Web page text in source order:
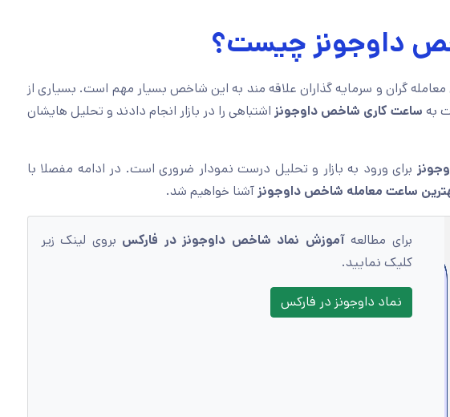
داوجونز چیست؟
معامله گران و سرمایه گذاران علاقه مند به این شاخص بسیار مهم است. بسیاری از
به ساعت کاری شاخص داوجونز اشتباهی را در بازار انجام دادند و تحلیل هایشان
برای ورود به بازار و تحلیل درست نمودار ضروری است. در ادامه مفصلا با
ساعت معامله شاخص داوجونزآشنا خواهیم شد.
برای مطالعهآموزش نماد شاخص داوجونز در فارکس بروی لینک زیر
کلیک نمایید.
نماد داوجونز در فارکس